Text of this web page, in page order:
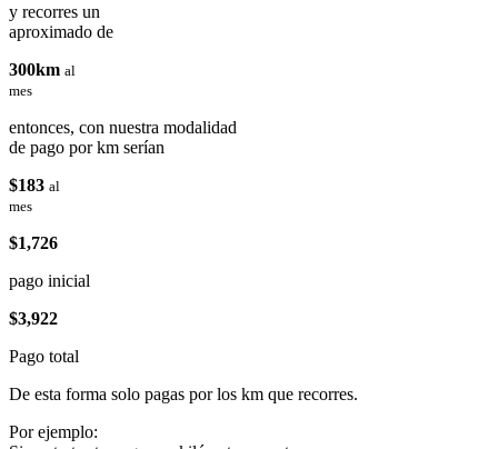
y recorres un
aproximado de
300km al
mes
entonces, con nuestra modalidad
de pago por km serían
$183 al
mes
$1,726
pago inicial
$3,922
Pago total
De esta forma solo pagas por los km que recorres.
Por ejemplo: